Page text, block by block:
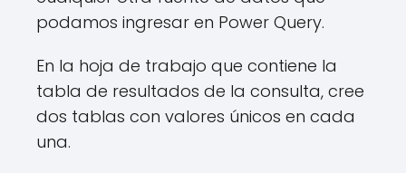
podamos ingresar en Power Query.
En la hoja de trabajo que contiene la
tabla de resultados de la consulta, cree
dos tablas con valores únicos en cada
una.